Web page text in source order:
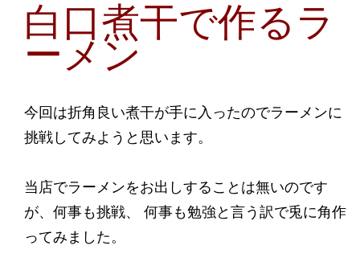
白口煮干で作るラ
ーメン
今回は折角良い煮干が手に入ったのでラーメンに
挑戦してみようと思います。
当店でラーメンをお出しすることは無いのです
が、何事も挑戦、 何事も勉強と言う訳で兎に角作
ってみました。